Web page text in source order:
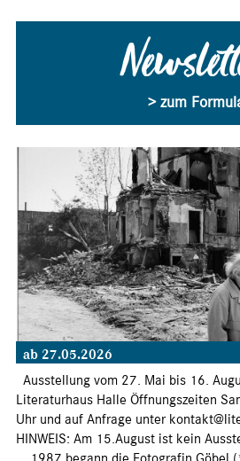
> zum
ab 27.05.2026
Ausstellung vom 27. Mai bis 16.
Literaturhaus Halle Öffnungszeiten
Uhr und auf Anfrage unter
HINWEIS: Am 15.August ist kein